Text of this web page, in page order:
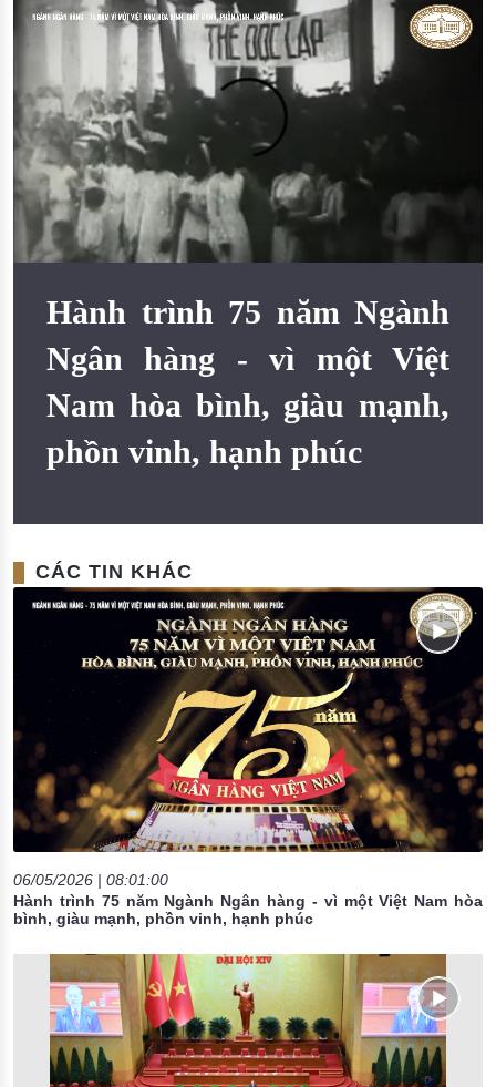
Đào tạo ISO
Hành trình 75 năm Ngành
Ngân hàng - vì một Việt
Nam hòa bình, giàu mạnh,
phồn vinh, hạnh phúc
CÁC TIN KHÁC
06/05/2026 | 08:01:00
Hành trình 75 năm Ngành Ngân hàng - vì một Việt Nam hòa
bình, giàu mạnh, phồn vinh, hạnh phúc